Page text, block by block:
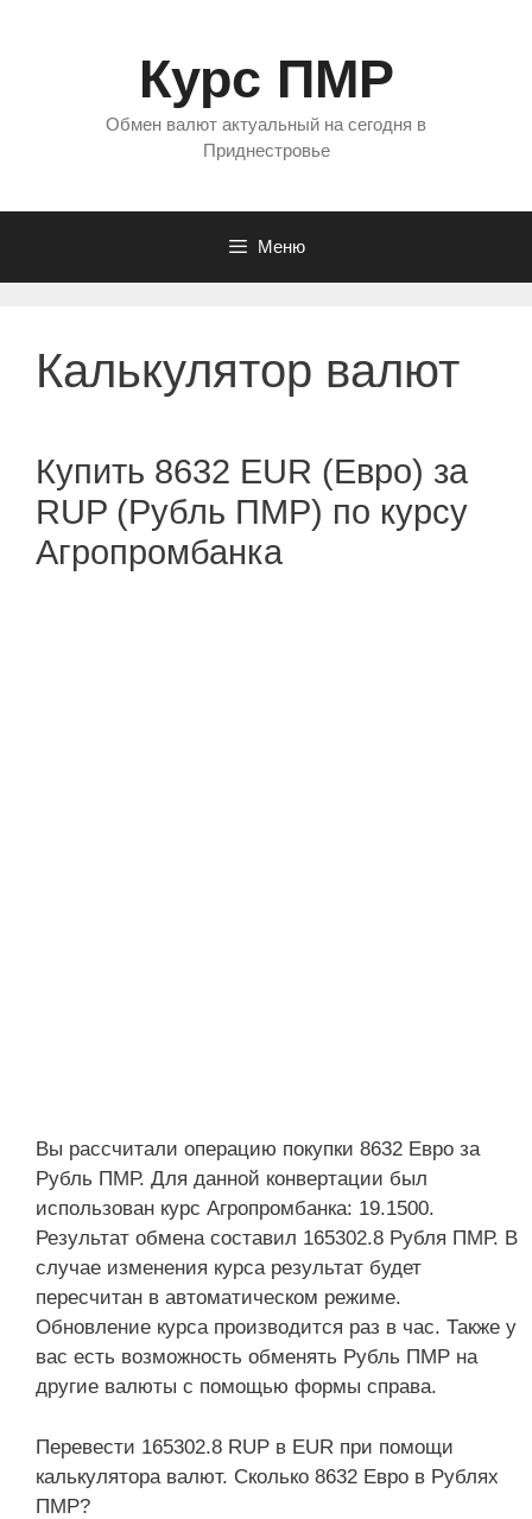
Курс ПМР
Обмен валют актуальный на сегодня в
Приднестровье
Меню
Калькулятор валют
Купить 8632 EUR (Евро) за
RUP (Рубль ПМР) по курсу
Агропромбанка
Вы рассчитали операцию покупки 8632 Евро за
Рубль ПМР. Для данной конвертации был
использован курс Агропромбанка: 19.1500.
Результат обмена составил 165302.8 Рубля ПМР. В
случае изменения курса результат будет
пересчитан в автоматическом режиме.
Обновление курса производится раз в час. Также у
вас есть возможность обменять Рубль ПМР на
другие валюты с помощью формы справа.
Перевести 165302.8 RUP в EUR при помощи
калькулятора валют. Сколько 8632 Евро в Рублях
ПМР?